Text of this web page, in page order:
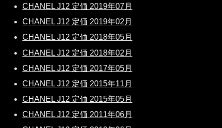
CHANEL J12 定価 2019年07月
CHANEL J12 定価 2019年02月
CHANEL J12 定価 2018年05月
CHANEL J12 定価 2018年02月
CHANEL J12 定価 2017年05月
CHANEL J12 定価 2015年11月
CHANEL J12 定価 2015年05月
CHANEL J12 定価 2011年06月